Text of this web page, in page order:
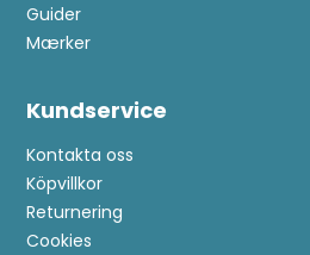
Guider
Mærker
Kundservice
Kontakta oss
Köpvillkor
Returnering
Cookies
Anmäl dig till
Bli medlem i kundklubben
Tävlingar